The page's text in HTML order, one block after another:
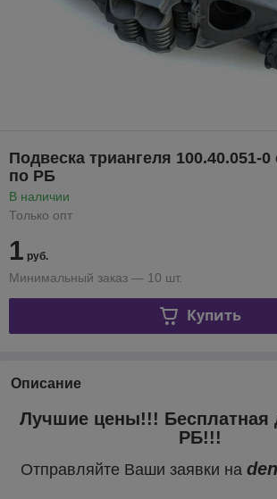
Подвеска триангеля 100.40.051-0
по РБ
В наличии
Только опт
1 руб.
Минимальный заказ — 10 шт.
Купить
Описание
Лучшие цены!!! Бесплатная
РБ!!!
Отправляйте Ваши заявки на